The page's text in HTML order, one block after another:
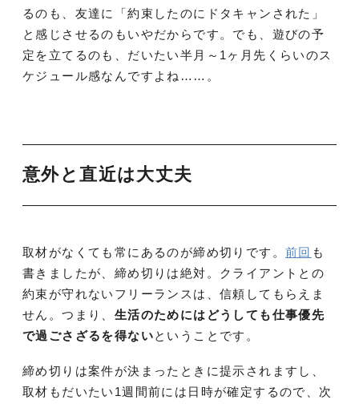
るのも、友達に「約束したのにドタキャンされた」
と感じさせるのもいやだからです。でも、遊びの予
定を立てるのも、だいたい半月～1ヶ月先くらいのス
ケジュール感なんですよね……。
意外と直近は大丈夫
取材がなくても常にあるのが締め切りです。 前回 も
書きましたが、締め切りは絶対。クライアントとの
約束が守れないフリーランスは、信頼してもらえま
せん。つまり、 生活のためにはどうしても仕事優先
で過ごさざるを得ないということです。
締め切りは案件が決まったときに提示されますし、
取材もだいたい1週間前には日時が確定するので、次